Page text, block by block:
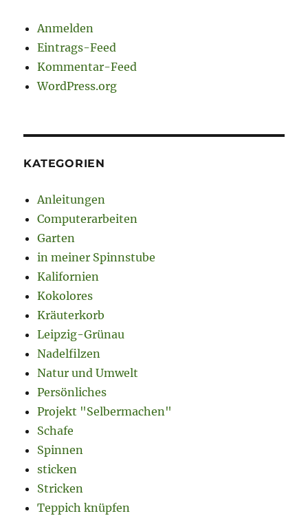
Anmelden
Eintrags-Feed
Kommentar-Feed
WordPress.org
KATEGORIEN
Anleitungen
Computerarbeiten
Garten
in meiner Spinnstube
Kalifornien
Kokolores
Kräuterkorb
Leipzig-Grünau
Nadelfilzen
Natur und Umwelt
Persönliches
Projekt "Selbermachen"
Schafe
Spinnen
sticken
Stricken
Teppich knüpfen